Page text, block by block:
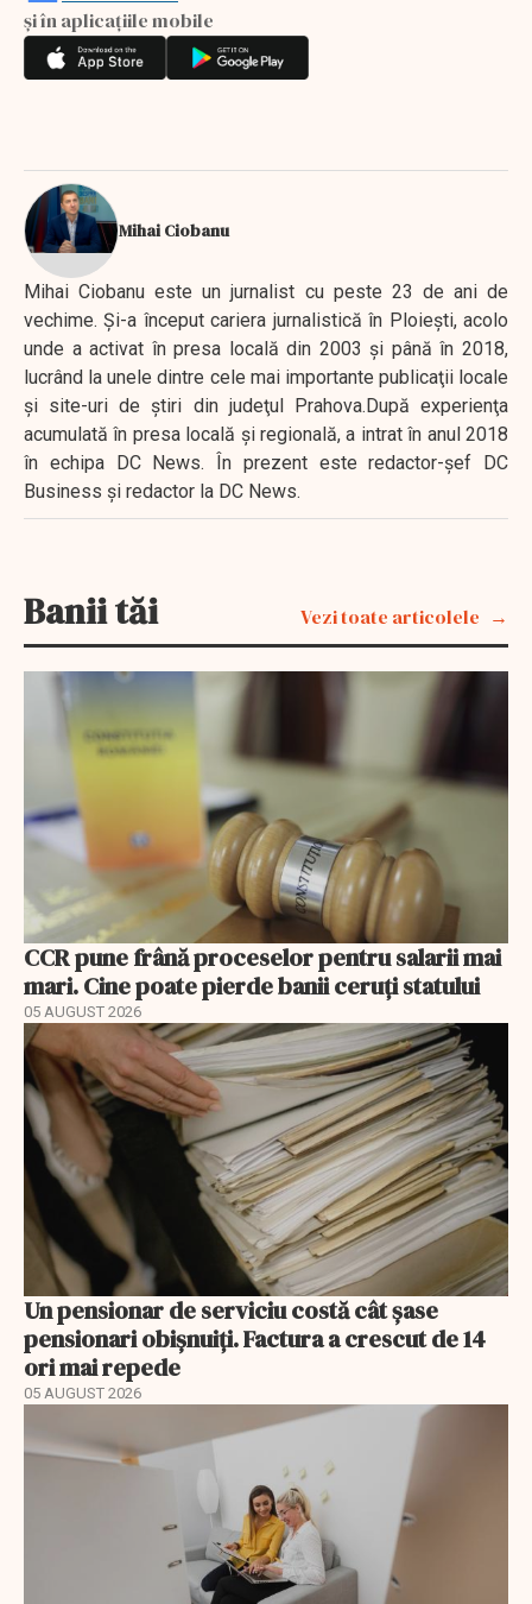
și în aplicațiile mobile
Mihai Ciobanu
Mihai Ciobanu este un jurnalist cu peste 23 de ani de
vechime. Şi-a început cariera jurnalistică în Ploieşti, acolo
unde a activat în presa locală din 2003 şi până în 2018,
lucrând la unele dintre cele mai importante publicaţii locale
şi site-uri de ştiri din judeţul Prahova.După experienţa
acumulată în presa locală şi regională, a intrat în anul 2018
în echipa DC News. În prezent este redactor-şef DC
Business şi redactor la DC News.
Banii tăi Vezi toate articolele
CCR pune frână proceselor pentru salarii mai
mari. Cine poate pierde banii ceruți statului
05 AUGUST 2026
Un pensionar de serviciu costă cât șase
pensionari obișnuiți. Factura a crescut de 14
ori mai repede
05 AUGUST 2026